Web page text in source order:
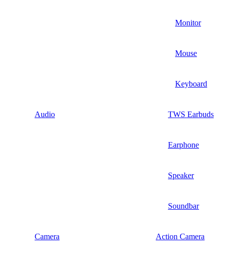
Monitor
Mouse
Keyboard
Audio TWS Earbuds
Earphone
Speaker
Soundbar
Camera Action Camera